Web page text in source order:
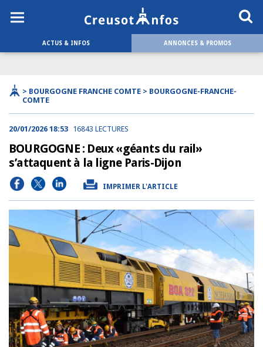
ACTUS & INFOS ANNONCES & PROMOS
> BOURGOGNE FRANCHE COMTE > BOURGOGNE-FRANCHE-
COMTE
20/01/2026 18:53 16843 LECTURES
BOURGOGNE : Deux «géants du rail»
s’attaquent à la ligne Paris-Dijon
IMPRIMER L'ARTICLE